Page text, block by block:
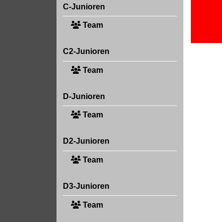
C-Junioren
Team
C2-Junioren
Team
D-Junioren
Team
D2-Junioren
Team
D3-Junioren
Team